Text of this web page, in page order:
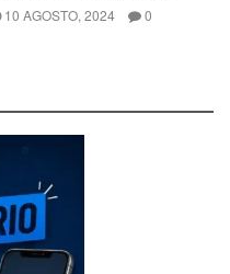
10 AGOSTO, 2024 0